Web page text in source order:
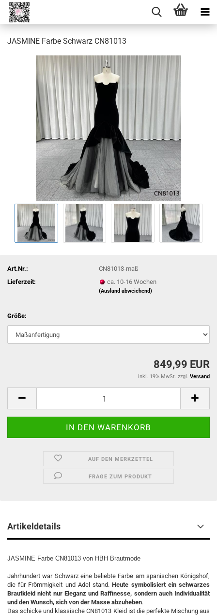
JASMINE Farbe Schwarz CN81013
Art.Nr.:
CN81013-maß
Lieferzeit:
ca. 10-16 Wochen
(Ausland abweichend)
Größe:
849,99 EUR
inkl. 19% MwSt. zzgl. Versand
AUF DEN MERKZETTEL
FRAGE ZUM PRODUKT
Artikeldetails
JASMINE Farbe CN81013 von HBH Brautmode
Jahrhundert war Schwarz eine beliebte Farbe am spanischen Königshof,
die für Frömmigkeit und Adel stand.Heute symbolisiert ein schwarzes
Brautkleid nicht nur Eleganz und Raffinesse, sondern auch Individualität
und den Wunsch, sich von der Masse abzuheben.
Das schicke und klassische CN81013 Kleid ist die perfekte Mischung aus